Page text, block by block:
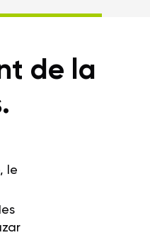
de la
le